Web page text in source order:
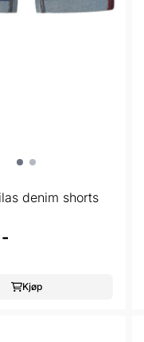
denim shorts
Kjøp